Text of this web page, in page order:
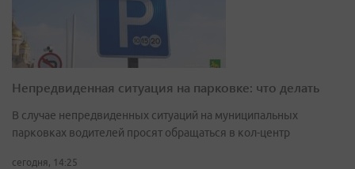
Непредвиденная ситуация на парковке: что делать
В случае непредвиденных ситуаций на муниципальных
парковках водителей просят обращаться в кол-центр
сегодня, 14:25